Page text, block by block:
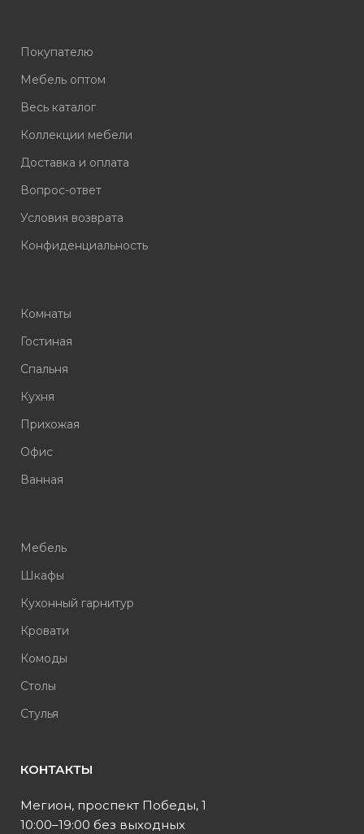
Покупателю
Мебель оптом
Весь каталог
Коллекции мебели
Доставка и оплата
Вопрос-ответ
Условия возврата
Конфиденциальность
Комнаты
Гостиная
Спальня
Кухня
Прихожая
Офис
Ванная
Мебель
Шкафы
Кухонный гарнитур
Кровати
Комоды
Столы
Стулья
КОНТАКТЫ
Мегион, проспект Победы, 1
10:00–19:00 без выходных